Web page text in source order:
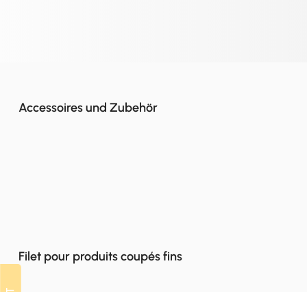
Accessoires und Zubehör
Filet pour produits coupés fins